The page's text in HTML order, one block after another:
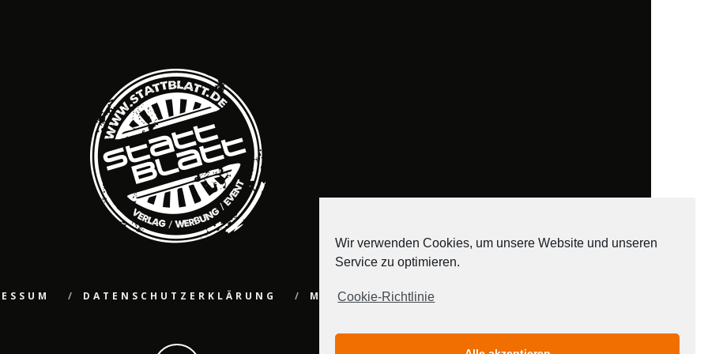
DATENSCHUTZERKLÄRUNG MEDIADATEN
Wir verwenden Cookies, um unsere Website und unseren
Service zu optimieren.
Cookie-Richtlinie